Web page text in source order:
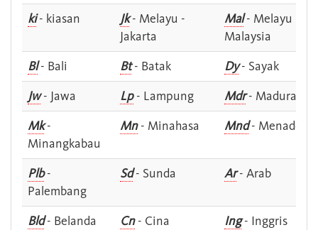
ki- kiasan Jk- Melayu -
Jakarta
Mal- Melayu -
Malaysia
Bl- Bali Bt- Batak Dy- Sayak
Jw- Jawa Lp- Lampung Mdr- Madura
Mk-
Minangkabau
Mn- Minahasa Mnd- Menado
Plb-
Palembang
Sd- Sunda Ar- Arab
Bld- Belanda Cn- Cina Ing- Inggris